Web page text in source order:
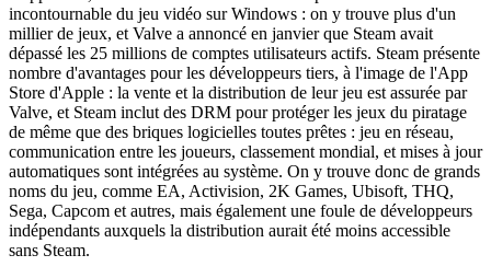
incontournable du jeu vidéo sur Windows : on y trouve plus d'un
millier de jeux, et Valve a annoncé en janvier que Steam avait
dépassé les 25 millions de comptes utilisateurs actifs. Steam présente
nombre d'avantages pour les développeurs tiers, à l'image de l'App
Store d'Apple : la vente et la distribution de leur jeu est assurée par
Valve, et Steam inclut des DRM pour protéger les jeux du piratage
de même que des briques logicielles toutes prêtes : jeu en réseau,
communication entre les joueurs, classement mondial, et mises à jour
automatiques sont intégrées au système. On y trouve donc de grands
noms du jeu, comme EA, Activision, 2K Games, Ubisoft, THQ,
Sega, Capcom et autres, mais également une foule de développeurs
indépendants auxquels la distribution aurait été moins accessible
sans Steam.